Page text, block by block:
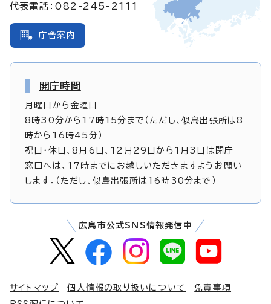
代表電話：082-245-2111
庁舎案内
開庁時間
月曜日から金曜日
8時30分から17時15分まで（ただし、似島出張所は8
時から16時45分）
祝日・休日、8月6日、12月29日から1月3日は閉庁
窓口へは、17時までにお越しいただきますようお願い
します。（ただし、似島出張所は16時30分まで）
広島市公式SNS情報発信中
サイトマップ 個人情報の取り扱いについて
免責事項